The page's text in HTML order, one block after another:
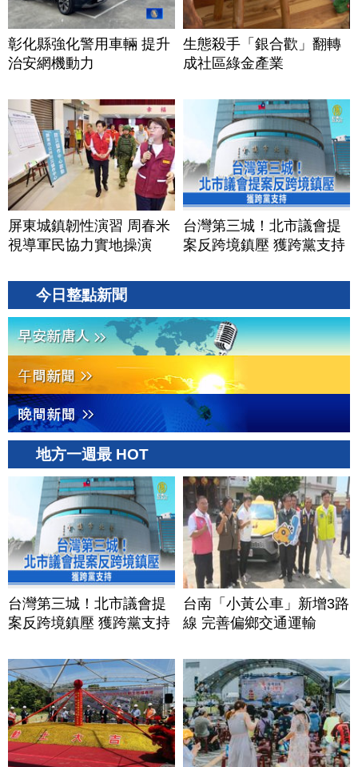
彰化縣強化警用車輛 提升
治安網機動力
生態殺手「銀合歡」翻轉
成社區綠金產業
屏東城鎮韌性演習 周春米
視導軍民協力實地操演
台灣第三城！北市議會提
案反跨境鎮壓 獲跨黨支持
今日整點新聞
地方一週最 HOT
台灣第三城！北市議會提
案反跨境鎮壓 獲跨黨支持
台南「小黃公車」新增3路
線 完善偏鄉交通運輸